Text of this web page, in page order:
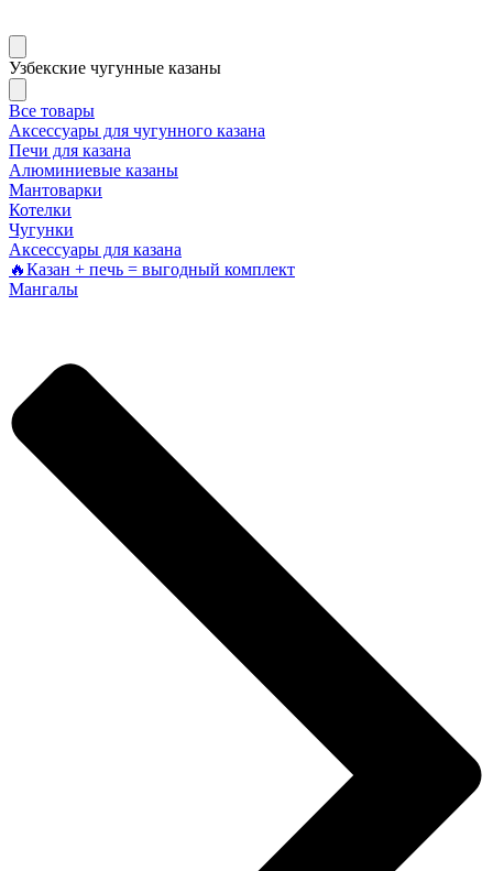
Узбекские чугунные казаны
Все товары
Аксессуары для чугунного казана
Печи для казана
Алюминиевые казаны
Мантоварки
Котелки
Чугунки
Аксессуары для казана
🔥Казан + печь = выгодный комплект
Мангалы